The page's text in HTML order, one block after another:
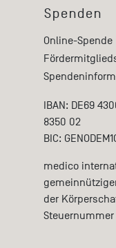
Spenden
Online-Spende
IBAN: DE69
8350 02
BIC:
medico
der
Steuernummer